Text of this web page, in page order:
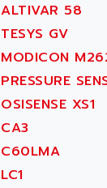
ALTIVAR 58
TESYS GV
MODICON
PRESSURE
OSISENSE XS1
CA3
C60LMA
LC1